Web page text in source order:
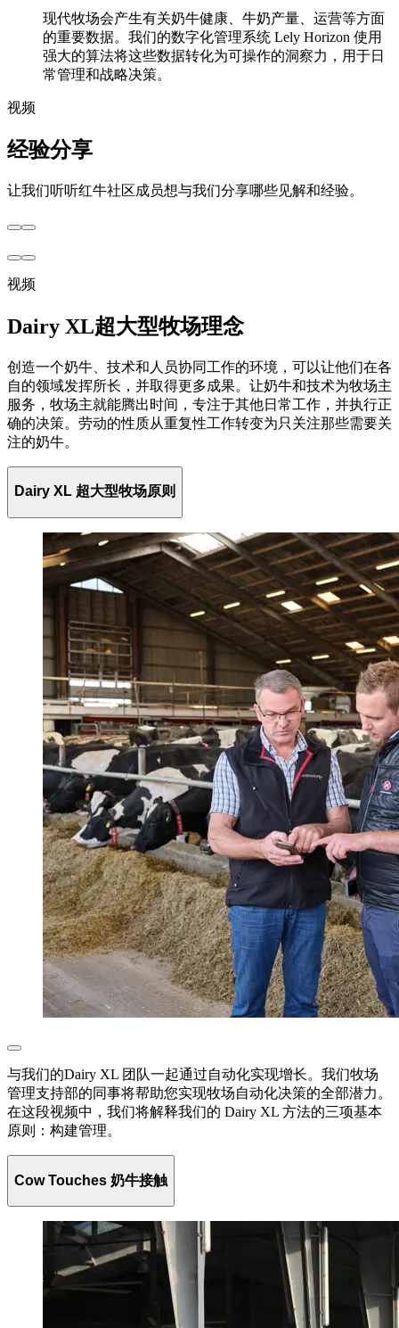
现代牧场会产生有关奶牛健康、牛奶产量、运营等方面
的重要数据。我们的数字化管理系统 Lely Horizon 使用
强大的算法将这些数据转化为可操作的洞察力，用于日
常管理和战略决策。
视频
经验分享
让我们听听红牛社区成员想与我们分享哪些见解和经验。
视频
Dairy XL超大型牧场理念
创造一个奶牛、技术和人员协同工作的环境，可以让他们在各
自的领域发挥所长，并取得更多成果。让奶牛和技术为牧场主
服务，牧场主就能腾出时间，专注于其他日常工作，并执行正
确的决策。劳动的性质从重复性工作转变为只关注那些需要关
注的奶牛。
Dairy XL 超大型牧场原则
与我们的Dairy XL 团队一起通过自动化实现增长。我们牧场
管理支持部的同事将帮助您实现牧场自动化决策的全部潜力。
在这段视频中，我们将解释我们的 Dairy XL 方法的三项基本
原则：构建管理。
Cow Touches 奶牛接触